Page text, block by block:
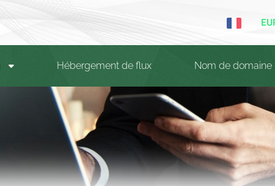
Hébergement de flux Nom de domaine